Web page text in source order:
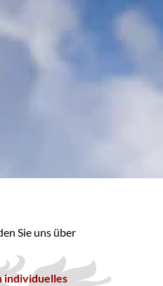
Sie uns über
individuelles